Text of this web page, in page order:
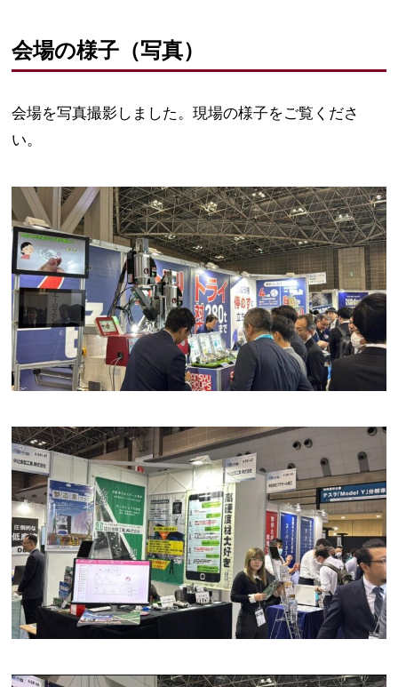
会場の様子（写真）
会場を写真撮影しました。現場の様子をご覧くださ
い。